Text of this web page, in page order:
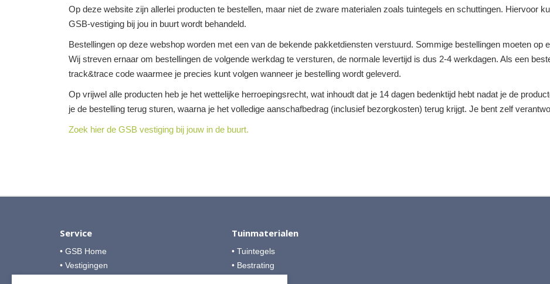
Op deze website zijn allerlei producten te bestellen, maar niet de zware materialen zoals tuintegels en schuttingen. Hiervoor
GSB-vestiging bij jou in buurt wordt behandeld.
Bestellingen op deze webshop worden met een van de bekende pakketdiensten verstuurd. Sommige bestellingen moeten op
Wij streven ernaar om bestellingen de volgende werkdag te versturen, de normale levertijd is dus 2-4 werkdagen. Als een
track&trace code waarmee je precies kunt volgen wanneer je bestelling wordt geleverd.
Op vrijwel alle producten heb je het wettelijke herroepingsrecht, wat inhoudt dat je 14 dagen bedenktijd hebt nadat je de
je de bestelling terug sturen, waarna je het volledige aanschafbedrag (inclusief bezorgkosten) terug krijgt. Je bent zelf
Zoek hier de GSB vestiging bij jouw in de buurt.
Service
• GSB Home
• Vestigingen
Tuinmaterialen
• Tuintegels
• Bestrating